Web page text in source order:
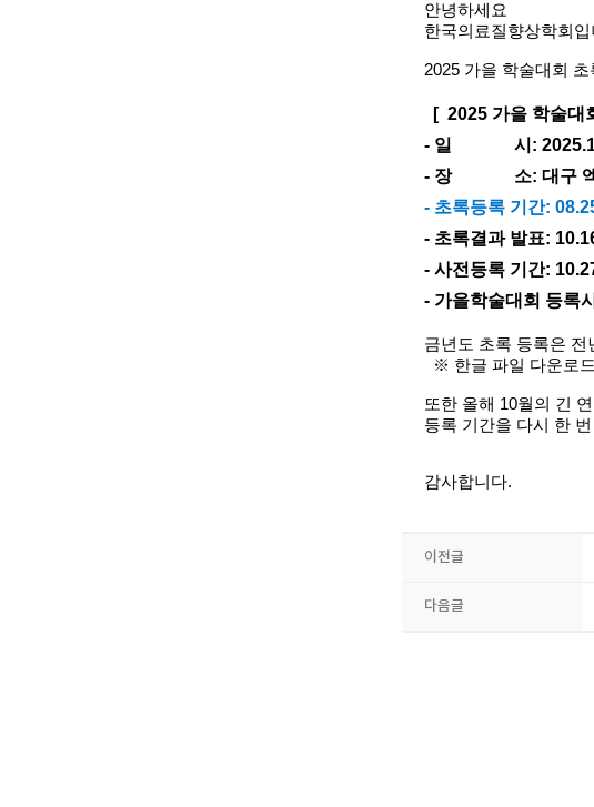
안녕하세요
한국의료질향상학회
2025 가을 학술대회
[ 2025 가을 학술대
- 일 시 :
- 장 소: 대구
- 초록등록 기간:
- 초록결과 발표:
- 사전등록 기간:
- 가을학술대회 등록
금년도 초록 등록은 전
※ 한글 파일 다운로
또한 올해 10월의 긴
등록 기간을 다시 한
감사합니다.
이전글
다음글